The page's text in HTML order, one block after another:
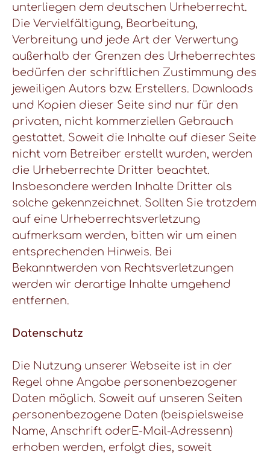
unterliegen dem deutschen Urheberrecht.
Die Vervielfältigung, Bearbeitung,
Verbreitung und jede Art der Verwertung
außerhalb der Grenzen des Urheberrechtes
bedürfen der schriftlichen Zustimmung des
jeweiligen Autors bzw. Erstellers. Downloads
und Kopien dieser Seite sind nur für den
privaten, nicht kommerziellen Gebrauch
gestattet. Soweit die Inhalte auf dieser Seite
nicht vom Betreiber erstellt wurden, werden
die Urheberrechte Dritter beachtet.
Insbesondere werden Inhalte Dritter als
solche gekennzeichnet. Sollten Sie trotzdem
auf eine Urheberrechtsverletzung
aufmerksam werden, bitten wir um einen
entsprechenden Hinweis. Bei
Bekanntwerden von Rechtsverletzungen
werden wir derartige Inhalte umgehend
entfernen.
Datenschutz
Die Nutzung unserer Webseite ist in der
Regel ohne Angabe personenbezogener
Daten möglich. Soweit auf unseren Seiten
personenbezogene Daten (beispielsweise
Name, Anschrift oderE-Mail-Adressenn)
erhoben werden, erfolgt dies, soweit